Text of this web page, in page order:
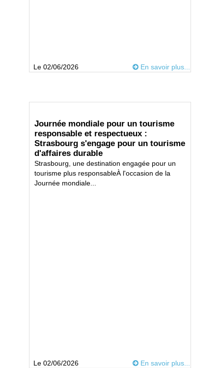
Le 02/06/2026 En savoir plus...
Journée mondiale pour un tourisme
responsable et respectueux :
Strasbourg s'engage pour un tourisme
d'affaires durable
Strasbourg, une destination engagée pour un
tourisme plus responsableÀ l'occasion de la
Journée mondiale...
Le 02/06/2026 En savoir plus...